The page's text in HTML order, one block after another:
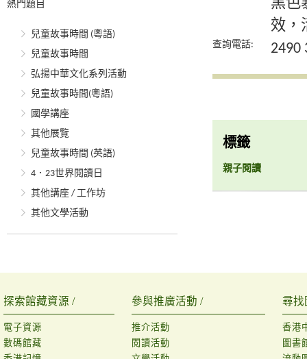
熱門題目
兒童故事時間 (粵語)
兒童故事時間
弘揚中華文化系列活動
兒童故事時間(粵語)
國學講座
其他展覽
兒童故事時間 (英語)
4．23世界閱讀日
其他講座 / 工作坊
其他文學活動
黑色
效，
查詢電話: 2490
標籤
親子閱讀
探索館藏資源 /
電子資源
數碼館藏
參與推廣活動 /
推介活動
閱讀活動
尋找
香港
圖書